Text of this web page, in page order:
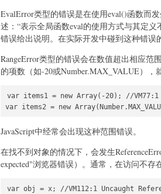
EvalError类型的错误是在使用eval()函数而
述：“表示全局函数eval的使用方式与其定
错误给出说明。在实际开发中碰到这种错误
RangeError类型的错误会在数值超出相应
的项数（如-20或Number.MAX_VALUE），
var items1 = new Array(-20); //
var items2 = new
JavaScript中经常会出现这种范围错误。
在找不到对象的情况下，会发生
expected"浏览器错误）。通常，在访问不
var obj = x; //VM112:1 Uncaught